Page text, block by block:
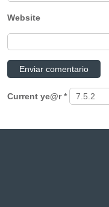
Website
Current ye@r*